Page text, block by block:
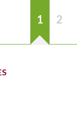
1 2